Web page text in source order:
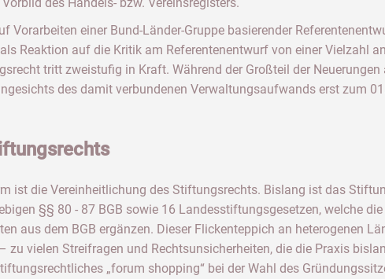
Vorarbeiten einer Bund-Länder-Gruppe basierender
Reaktion auf die Kritik am Referentenentwurf von einer Vielzahl
tritt zweistufig in Kraft. Während der Großteil der
des damit verbundenen Verwaltungsaufwands erst zum
ist die Vereinheitlichung des Stiftungsrechts. Bislang ist das
§§ 80 - 87 BGB sowie 16 Landesstiftungsgesetzen, welche
aus dem BGB ergänzen. Dieser Flickenteppich an heterogenen
vielen Streifragen und Rechtsunsicherheiten, die die Praxis
„forum shopping“ bei der Wahl des